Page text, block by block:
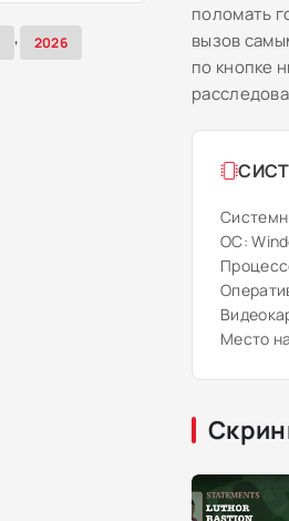
, 2026
поломать
вызов
по кнопке
ОС:
Место